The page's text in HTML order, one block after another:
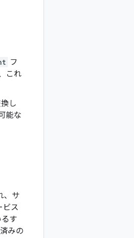
フ
これ
し
能な
、サ
ビス
す
みの